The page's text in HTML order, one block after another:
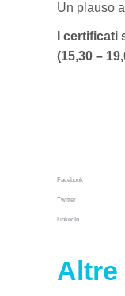
Un plauso
I
(15,30 –
Facebook
Twitter
LinkedIn
Altre